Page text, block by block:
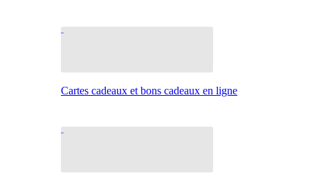
Cartes cadeaux et bons cadeaux en ligne